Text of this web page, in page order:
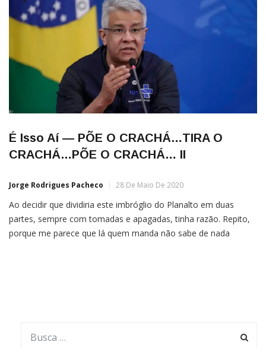
É Isso Aí — PÕE O CRACHÁ…TIRA O
CRACHÁ…PÕE O CRACHÁ… II
Jorge Rodrigues Pacheco 28 De Maio De 2020
Ao decidir que dividiria este imbróglio do Planalto em duas
partes, sempre com tomadas e apagadas, tinha razão. Repito,
porque me parece que lá quem manda não sabe de nada